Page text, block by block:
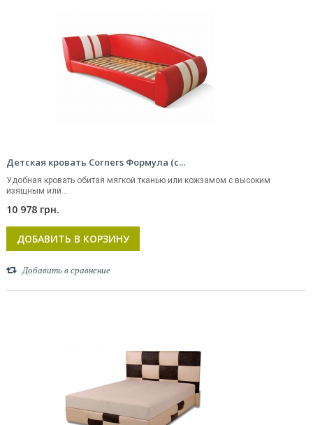
Детская кровать Corners Формула (с...
Удобная кровать обитая мягкой тканью или кожзамом с высоким
изящным или...
10 978 грн.
ДОБАВИТЬ В КОРЗИНУ
Добавить в сравнение